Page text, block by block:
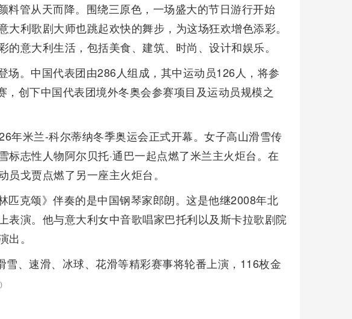
料管从天而降。围绕三原色，一场盛大的节日游行开始
利歌剧大师也跳起欢快的舞步，为这场狂欢增色添彩。
意大利生活，包括美食、建筑、时尚、设计和娱乐。
场。中国代表团由286人组成，其中运动员126人，将参
创下中国代表团境外冬奥会参赛项目及运动员规模之
年米兰-科尔蒂纳冬季奥运会正式开幕。女子高山滑雪传
标志性人物阿尔贝托·通巴一起点燃了米兰主火炬台。在
戈贾点燃了另一座主火炬台。
匹克颂》伴奏的是中国钢琴家郎朗。这是他继2008年北
表演。他与意大利女中音歌唱家巴托利以及斯卡拉歌剧院
。
雪、速滑、冰球、花滑等精彩赛事将轮番上演，116枚金